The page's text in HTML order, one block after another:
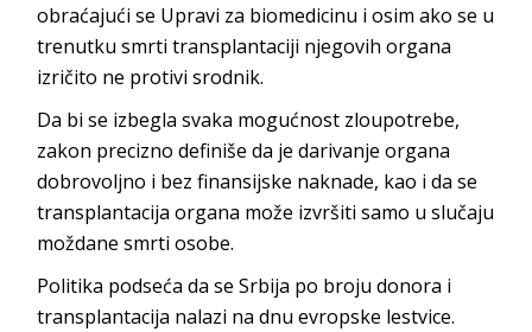
obraćajući se Upravi za biomedicinu i osim ako se u
trenutku smrti transplantaciji njegovih organa
izričito ne protivi srodnik.
Da bi se izbegla svaka mogućnost zloupotrebe,
zakon precizno definiše da je darivanje organa
dobrovoljno i bez finansijske naknade, kao i da se
transplantacija organa može izvršiti samo u slučaju
moždane smrti osobe.
Politika podseća da se Srbija po broju donora i
transplantacija nalazi na dnu evropske lestvice.